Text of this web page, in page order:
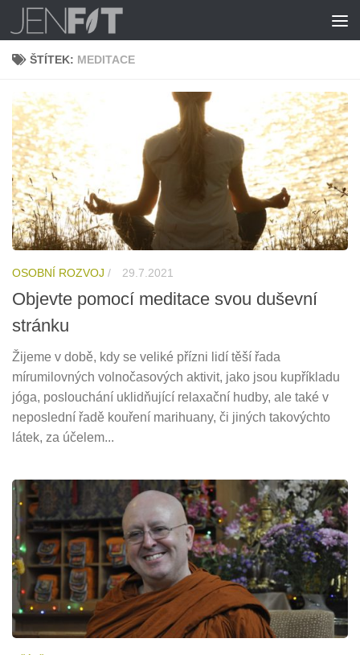
Skip to content
ŠTÍTEK: MEDITACE
OSOBNÍ ROZVOJ / 29.7.2021
Objevte pomocí meditace svou duševní
stránku
Žijeme v době, kdy se veliké přízni lidí těší řada
mírumilovných volnočasových aktivit, jako jsou kupříkladu
jóga, poslouchání uklidňující relaxační hudby, ale také v
neposlední řadě kouření marihuany, či jiných takovýchto
látek, za účelem...